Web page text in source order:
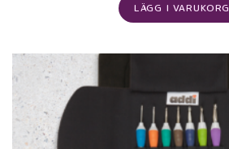
LÄGG I VARUKORG